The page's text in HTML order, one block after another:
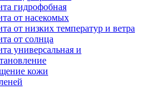
гидрофобная
от насекомых
от низких температур и ветра
от солнца
универсальная и
кожи